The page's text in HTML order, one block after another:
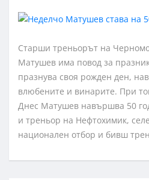
Старши треньорът на
Матушев има повод за
празнува своя рожден ден,
влюбените и винарите. При
Днес Матушев навършва 50
и треньор на Нефтохимик,
национален отбор и бивш